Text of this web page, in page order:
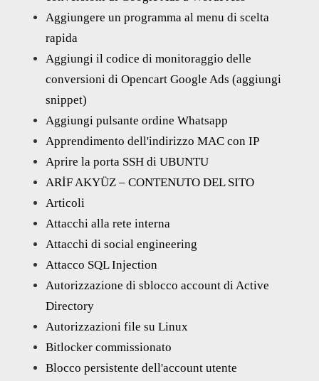
Aggiungere un programma al menu di scelta
rapida
Aggiungi il codice di monitoraggio delle
conversioni di Opencart Google Ads (aggiungi
snippet)
Aggiungi pulsante ordine Whatsapp
Apprendimento dell'indirizzo MAC con IP
Aprire la porta SSH di UBUNTU
ARİF AKYÜZ – CONTENUTO DEL SITO
Articoli
Attacchi alla rete interna
Attacchi di social engineering
Attacco SQL Injection
Autorizzazione di sblocco account di Active
Directory
Autorizzazioni file su Linux
Bitlocker commissionato
Blocco persistente dell'account utente